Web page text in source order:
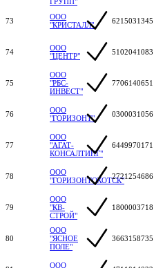
73
ООО
"КРИСТАЛЛ"
6215031345
74
ООО
"ЦЕНТР"
5102041083
75
ООО
"РБС-
ИНВЕСТ"
7706140651
76
ООО
"ГОРИЗОНТ"
0300031056
77
ООО
"АГАТ-
КОНСАЛТИНГ"
6449970171
78
ООО
"ГОРИЗОНТОХОТСК"2721254686
79
ООО
"КВ-
СТРОЙ"
1800003718
80
ООО
"ЯСНОЕ
ПОЛЕ"
3663158735
ООО